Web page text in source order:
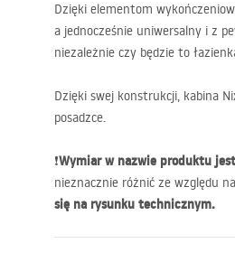
Dzięki elementom
a jednocześnie uniwersalny i z
niezależnie czy będzie to
Dzięki swej konstrukcji, kabina
posadzce.
❗Wymiar w nazwie produktu
nieznacznie różnić ze względu
się na rysunku technicznym.